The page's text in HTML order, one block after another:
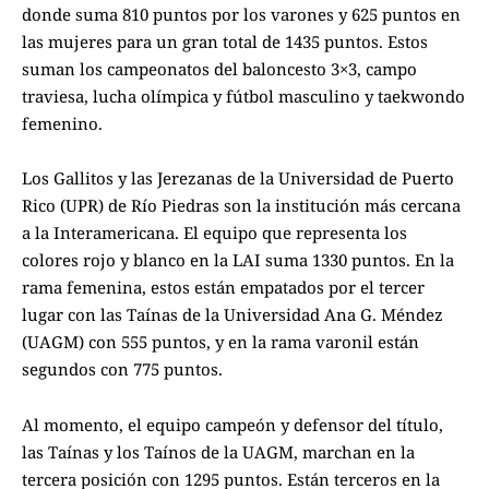
donde suma 810 puntos por los varones y 625 puntos en
las mujeres para un gran total de 1435 puntos. Estos
suman los campeonatos del baloncesto 3×3, campo
traviesa, lucha olímpica y fútbol masculino y taekwondo
femenino.
Los Gallitos y las Jerezanas de la Universidad de Puerto
Rico (UPR) de Río Piedras son la institución más cercana
a la Interamericana. El equipo que representa los
colores rojo y blanco en la LAI suma 1330 puntos. En la
rama femenina, estos están empatados por el tercer
lugar con las Taínas de la Universidad Ana G. Méndez
(UAGM) con 555 puntos, y en la rama varonil están
segundos con 775 puntos.
Al momento, el equipo campeón y defensor del título,
las Taínas y los Taínos de la UAGM, marchan en la
tercera posición con 1295 puntos. Están terceros en la